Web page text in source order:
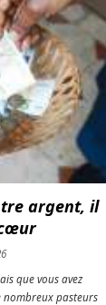
argent, il
que vous avez
pasteurs